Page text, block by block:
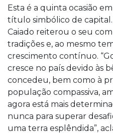
Esta é a quinta ocasião
título simbólico de
Caiado reiterou o seu
tradições e, ao mesmo
crescimento contínuo.
cresce no país devido às
concedeu, bem como à
população compassiva,
agora está mais
nunca para superar
uma terra esplêndida”,